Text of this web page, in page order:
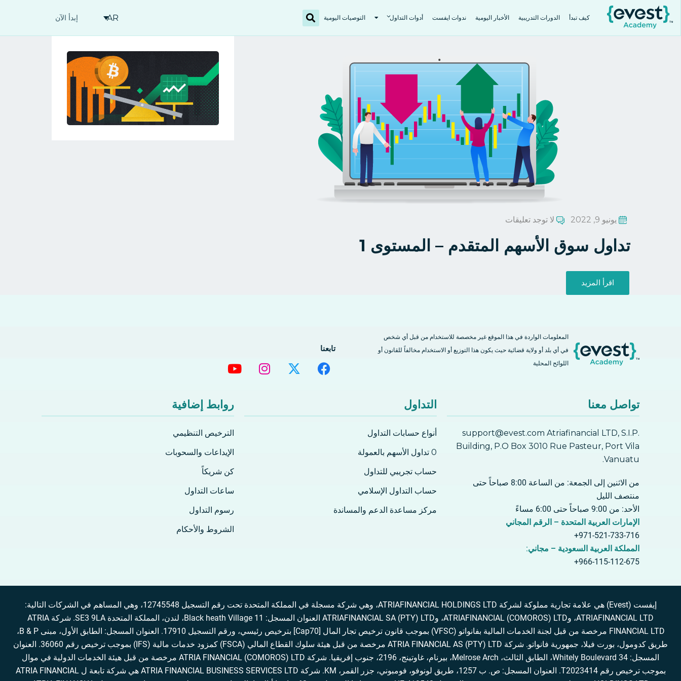
كيف تبدأ الدورات التدريبية الأخبار اليومية ندوات ايفست أدوات التداول التوصيات اليومية AR إبدأ الآن
يونيو 9, 2022 لا توجد تعليقات
تداول سوق الأسهم المتقدم – المستوى 1
اقرأ المزيد
المعلومات الواردة في هذا الموقع غير مخصصة للاستخدام من قبل أي شخص
في أي بلد أو ولاية قضائية حيث يكون هذا التوزيع أو الاستخدام مخالفاً للقانون أو
اللوائح المحلية
تابعنا
تواصل معنا
support@evest.com Atriafinancial LTD, S.I.P.
Building, P.O Box 3010 Rue Pasteur, Port Vila
Vanuatu.
من الاثنين إلى الجمعة: من الساعة 8:00 صباحاً حتى
منتصف الليل
الأحد: من 9:00 صباحاً حتى 6:00 مساءً
الإمارات العربية المتحدة – الرقم المجاني
971-521-733-716+
المملكة العربية السعودية – مجاني:
966-115-112-675+
التداول
أنواع حسابات التداول
0 تداول الأسهم بالعمولة
حساب تجريبي للتداول
حساب التداول الإسلامي
مركز مساعدة الدعم والمساندة
روابط إضافية
الترخيص التنظيمي
الإيداعات والسحوبات
كن شريكاً
ساعات التداول
رسوم التداول
الشروط والأحكام
إيفست (Evest) هي علامة تجارية مملوكة لشركة ATRIAFINANCIAL HOLDINGS LTD، وهي شركة مسجلة في المملكة المتحدة تحت رقم التسجيل 12745548، وهي المساهم في الشركات التالية:
ATRIAFINANCIAL LTD، وATRIAFINANCIAL (COMOROS) LTD، وATRIAFINANCIAL SA (PTY) LTD العنوان المسجل: 11 Black heath Village، لندن، المملكة المتحدة SE3 9LA. شركة ATRIA
FINANCIAL LTD مرخصة من قبل لجنة الخدمات المالية بفانواتو (VFSC) بموجب قانون ترخيص تجار المال [Cap70] بترخيص رئيسي، ورقم التسجيل 17910. العنوان المسجل: الطابق الأول، مبنى B & P،
طريق كدومول، بورت فيلا، جمهورية فانواتو. شركة ATRIA FINANCIAL AS (PTY) LTD مرخصة من قبل هيئة سلوك القطاع المالي (FSCA) كمزود خدمات مالية (IFS) بموجب ترخيص رقم 36060. العنوان
المسجل: 34 Whitely Boulevard، الطابق الثالث، Melrose Arch، بيرنام، غاوتينج، 2196، جنوب إفريقيا. شركة ATRIA FINANCIAL (COMOROS) LTD مرخصة من قبل هيئة الخدمات الدولية في موال
بموجب ترخيص رقم T2023414. العنوان المسجل: ص. ب 1257، طريق لونوفو، فومبوني، جزر القمر، KM. شركة ATRIA FINANCIAL BUSINESS SERVICES LTD هي شركة تابعة ل ATRIA FINANCIAL